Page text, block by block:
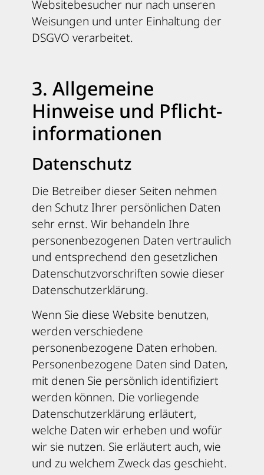
Websitebesucher nur nach unseren
Weisungen und unter Einhaltung der
DSGVO verarbeitet.
3. Allgemeine
Hinweise und Pflicht­
informationen
Datenschutz
Die Betreiber dieser Seiten nehmen
den Schutz Ihrer persönlichen Daten
sehr ernst. Wir behandeln Ihre
personenbezogenen Daten vertraulich
und entsprechend den gesetzlichen
Datenschutzvorschriften sowie dieser
Datenschutzerklärung.
Wenn Sie diese Website benutzen,
werden verschiedene
personenbezogene Daten erhoben.
Personenbezogene Daten sind Daten,
mit denen Sie persönlich identifiziert
werden können. Die vorliegende
Datenschutzerklärung erläutert,
welche Daten wir erheben und wofür
wir sie nutzen. Sie erläutert auch, wie
und zu welchem Zweck das geschieht.